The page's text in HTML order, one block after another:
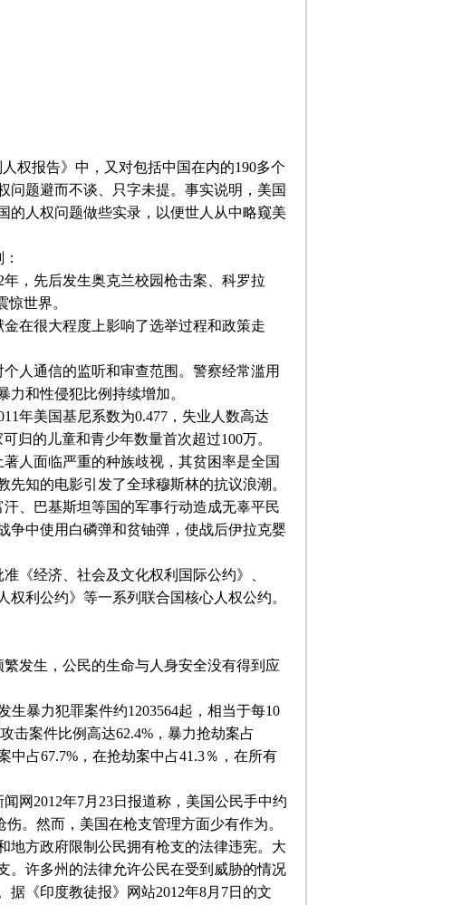
权报告》中，又对包括中国在内的190多个
问题避而不谈、只字未提。事实说明，美国
的人权问题做些实录，以便世人从中略窥美
年，先后发生奥克兰校园枪击案、科罗拉
世界。
很大程度上影响了选举过程和政策走
通信的监听和审查范围。警察经常滥用
和性侵犯比例持续增加。
年美国基尼系数为0.477 ，失业人数高达
归的儿童和青少年数量首次超过100万。
面临严重的种族歧视，其贫困率是全国
知的电影引发了全球穆斯林的抗议浪潮。
、巴基斯坦等国的军事行动造成无辜平民
争中使用白磷弹和贫铀弹，使战后伊拉克婴
经济、社会及文化权利国际公约》、
权利公约》等一系列联合国核心人权公约。
发生，公民的生命与人身安全没有得到应
生暴力犯罪案件约1203564起，相当于每10
击案件比例高达62.4% ，暴力抢劫案占
中占67.7% ，在抢劫案中占41.3％，在所有
网 2012年7月 23日报道称，美国公民手中约
伤。然而，美国在枪支管理方面少有作为。
地方政府限制公民拥有枪支的法律违宪。大
。许多州的法律允许公民在受到威胁的情况
据《印度教徒报》网站2012年8月 7日的文